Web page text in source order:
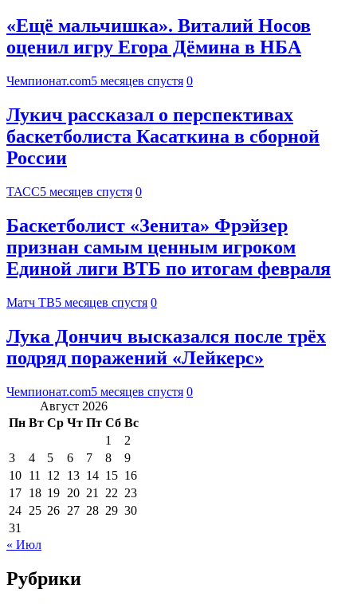
«Ещё мальчишка». Виталий Носов
оценил игру Егора Дёмина в НБА
Чемпионат.com5 месяцев спустя 0
Лукич рассказал о перспективах
баскетболиста Касаткина в сборной
России
ТАСС5 месяцев спустя 0
Баскетболист «Зенита» Фрэйзер
признан самым ценным игроком
Единой лиги ВТБ по итогам февраля
Матч ТВ5 месяцев спустя 0
Лука Дончич высказался после трёх
подряд поражений «Лейкерс»
Чемпионат.com5 месяцев спустя 0
Август 2026
Пн Вт Ср Чт Пт Сб Вс
1
2
3
4 5 6 7 8
9
10 11 12 13 14 15 16
17 18 19 20 21 22 23
24 25 26 27 28 29 30
31
« Июл
Рубрики